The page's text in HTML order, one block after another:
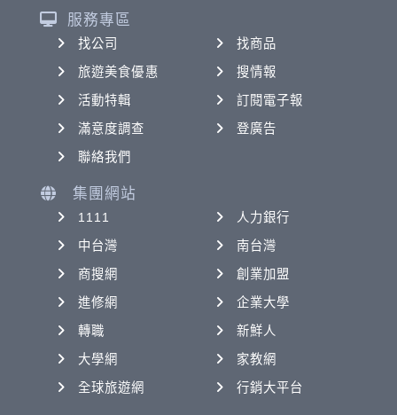
服務專區
找公司
找商品
旅遊美食優惠
搜情報
活動特輯
訂閱電子報
滿意度調查
登廣告
聯絡我們
集團網站
1111
人力銀行
中台灣
南台灣
商搜網
創業加盟
進修網
企業大學
轉職
新鮮人
大學網
家教網
全球旅遊網
行銷大平台